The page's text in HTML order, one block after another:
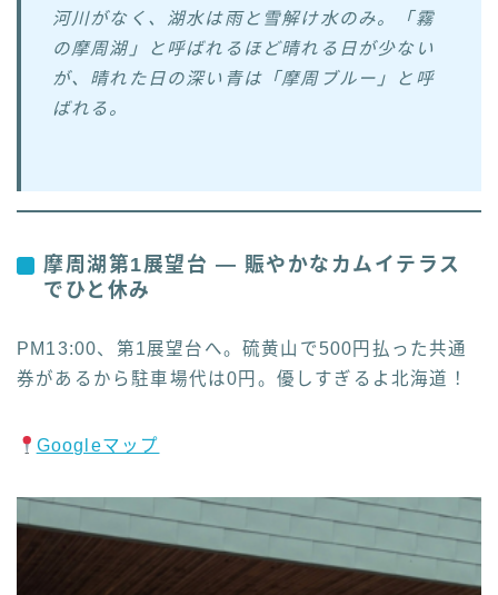
河川がなく、湖水は雨と雪解け水のみ。「霧
の摩周湖」と呼ばれるほど晴れる日が少ない
が、晴れた日の深い青は「摩周ブルー」と呼
ばれる。
摩周湖第1展望台 — 賑やかなカムイテラス
でひと休み
PM13:00、第1展望台へ。硫黄山で500円払った共通
券があるから駐車場代は0円。優しすぎるよ北海道！
Googleマップ